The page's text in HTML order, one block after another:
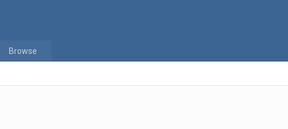
Browse